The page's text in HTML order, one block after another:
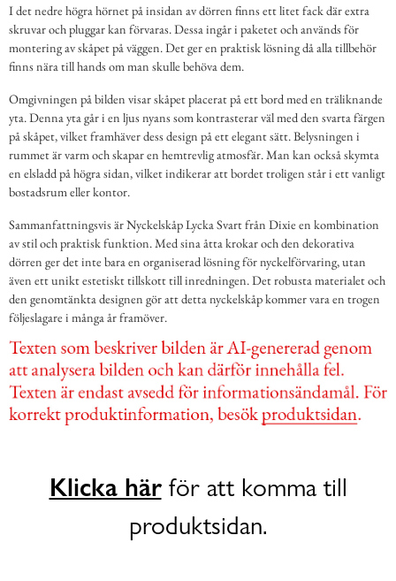
I det nedre högra hörnet på insidan av dörren finns ett litet fack där extra
skruvar och pluggar kan förvaras. Dessa ingår i paketet och används för
montering av skåpet på väggen. Det ger en praktisk lösning då alla tillbehör
finns nära till hands om man skulle behöva dem.
Omgivningen på bilden visar skåpet placerat på ett bord med en träliknande
yta. Denna yta går i en ljus nyans som kontrasterar väl med den svarta färgen
på skåpet, vilket framhäver dess design på ett elegant sätt. Belysningen i
rummet är varm och skapar en hemtrevlig atmosfär. Man kan också skymta
en elsladd på högra sidan, vilket indikerar att bordet troligen står i ett vanligt
bostadsrum eller kontor.
Sammanfattningsvis är Nyckelskåp Lycka Svart från Dixie en kombination
av stil och praktisk funktion. Med sina åtta krokar och den dekorativa
dörren ger det inte bara en organiserad lösning för nyckelförvaring, utan
även ett unikt estetiskt tillskott till inredningen. Det robusta materialet och
den genomtänkta designen gör att detta nyckelskåp kommer vara en trogen
följeslagare i många år framöver.
Klicka härför att komma till
produktsidan.